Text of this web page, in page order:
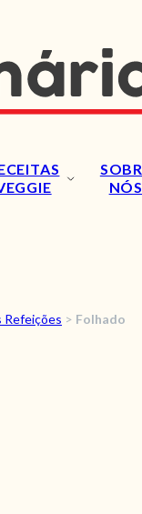
NÓS
Refeições > Folhado